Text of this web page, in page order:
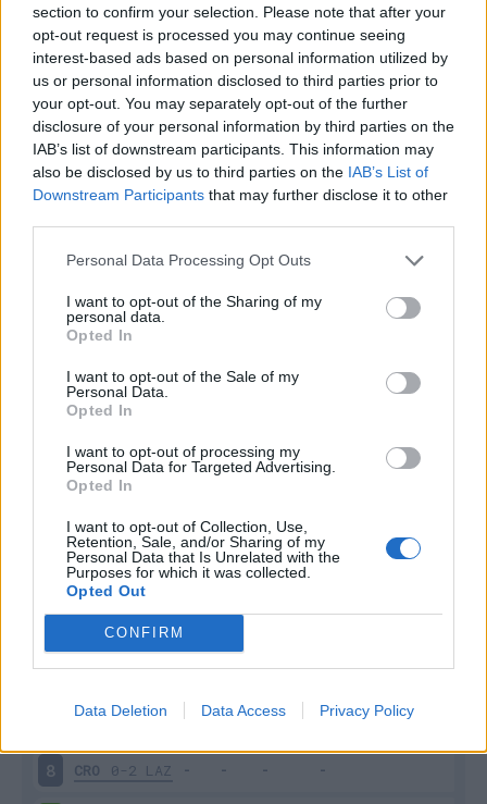
section to confirm your selection. Please note that after your
opt-out request is processed you may continue seeing
interest-based ads based on personal information utilized by
us or personal information disclosed to third parties prior to
your opt-out. You may separately opt-out of the further
disclosure of your personal information by third parties on the
IAB’s list of downstream participants. This information may
also be disclosed by us to third parties on the IAB’s List of
Downstream Participants that may further disclose it to other
Personal Data Processing Opt Outs
I want to opt-out of the Sharing of my
personal data.
Opted In
I want to opt-out of the Sale of my
Personal Data.
Opted In
I want to opt-out of processing my
Personal Data for Targeted Advertising.
Opted In
I want to opt-out of Collection, Use,
Retention, Sale, and/or Sharing of my
Personal Data that Is Unrelated with the
Purposes for which it was collected.
Opted Out
CONFIRM
Data Deletion Data Access Privacy Policy
1 - 2%
Squalificato 0 - 0%
Infortunato 0 - 0
Inutilizzato 9 - 23%
Scarica riepilogo
stagionale
Giornata Entrato Bonus/Malus
CRO 0-2 MIL
SAS 4-1 CRO
CRO 1-1 JUV
4-2 CRO
6 CRO 1-2 ATA
TOR 0-0 CRO
8 CRO 0-2 LAZ